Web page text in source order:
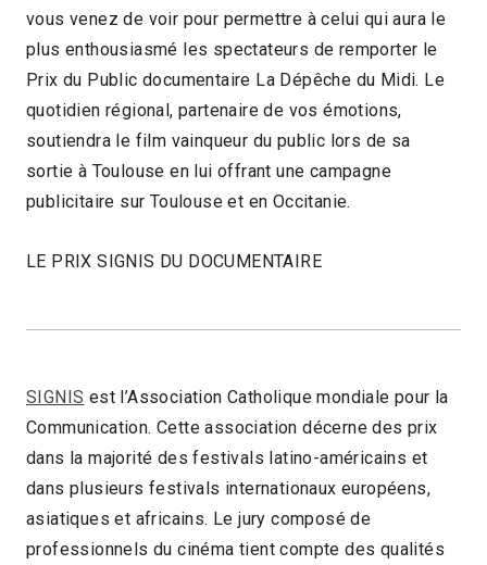
vous venez de voir pour permettre à celui qui aura le
plus enthousiasmé les spectateurs de remporter le
Prix du Public documentaire La Dépêche du Midi. Le
quotidien régional, partenaire de vos émotions,
soutiendra le film vainqueur du public lors de sa
sortie à Toulouse en lui offrant une campagne
publicitaire sur Toulouse et en Occitanie.
LE PRIX SIGNIS DU DOCUMENTAIRE
SIGNIS est l’Association Catholique mondiale pour la
Communication. Cette association décerne des prix
dans la majorité des festivals latino-américains et
dans plusieurs festivals internationaux européens,
asiatiques et africains. Le jury composé de
professionnels du cinéma tient compte des qualités